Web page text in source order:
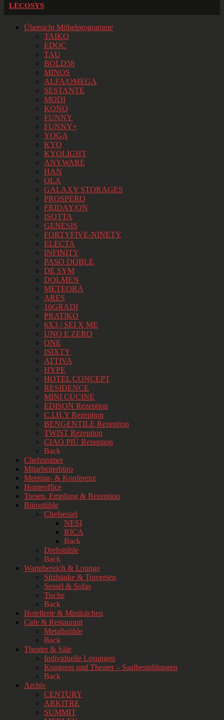
LECOSYS
Übersicht Möbelprogramme
TAIKO
EDOC
TAU
BOLD58
MINOS
ALFA/OMEGA
SESTANTE
MODI
KONO
FUNNY
FUNNY+
YOGA
KYO
KYOLIGHT
ANYWARE
HAN
OLA
GALAXY STORAGES
PROSPERO
FRIDAY/ON
ISOTTA
GENESIS
FORTYFIVE-NINETY
ELECTA
INFINITY
PASO DOBLE
DE SYM
DOLMEN
METEORA
ARES
16GRADI
PRATIKO
6X3 / SEI X ME
UNO E ZERO
ONE
ISIXTY
ATTIVA
HYPE
HOTEL CONCEPT
RESIDENCE
MINI CUCINE
EDISON Rezeption
C.I.H.Y Rezeption
BENGENTILE Rezeption
TWIST Rezeption
CIAO PIÙ Rezeption
Back
Chefzimmer
Mitarbeiterbüro
Meeting- & Konferenz
Homeoffice
Tresen, Empfang & Rezeption
Bürostühle
Chefsessel
NESI
RICA
Back
Drehstühle
Back
Wartebereich & Lounge
Sitzbänke & Traversen
Sessel & Sofas
Tische
Back
Hotellerie & Miniküchen
Cafe & Restaurant
Metallstühle
Back
Theater & Säle
Individuelle Lösungen
Kongress und Theater – Saalbestuhlungen
Back
Archiv
CENTURY
ARKITRE
SUMMIT